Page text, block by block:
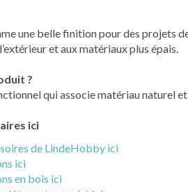
une belle finition pour des projets
et aux matériaux plus épais.
?
qui associe matériau naturel
ici
de LindeHobby ici
ici
en bois ici